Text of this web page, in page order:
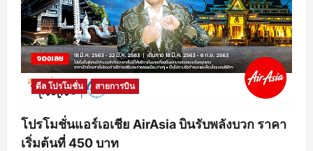
ดีล โปรโมชั่น สายการบิน
โปรโมชั่นแอร์เอเชีย AirAsia บินรับพลังบวก ราคา
เริ่มต้นที่ 450 บาท